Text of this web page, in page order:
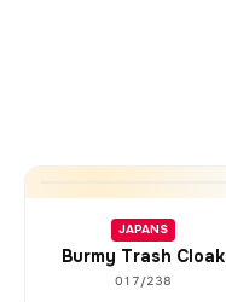
JAPANS
Burmy Trash Cloak
017/238